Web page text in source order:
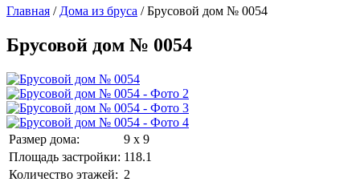
Главная / Дома из бруса /Брусовой дом № 0054
Брусовой дом № 0054
Размер дома:
9 x 9
Площадь застройки: 118.1
Количество этажей: 2